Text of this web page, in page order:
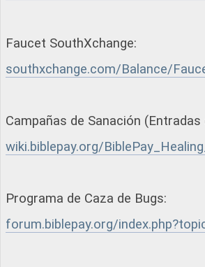
Faucet SouthXchange:
southxchange.com/Balance/
Campañas de Sanación (Entradas
wiki.biblepay.org/
Programa de Caza de Bugs:
forum.biblepay.org/